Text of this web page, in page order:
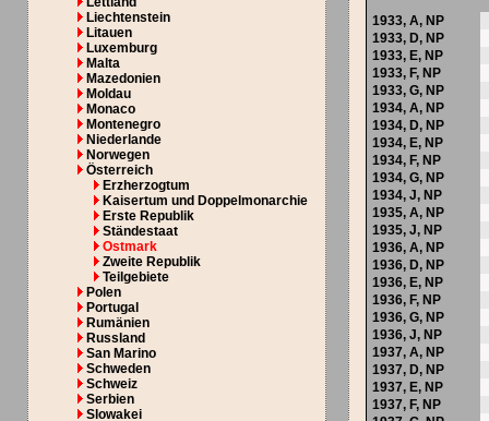
Liechtenstein
Litauen
Luxemburg
Malta
Mazedonien
Moldau
Monaco
Montenegro
Niederlande
Norwegen
Österreich
Erzherzogtum
Kaisertum und Doppelmonarchie
Erste Republik
Ständestaat
Ostmark
Zweite Republik
Teilgebiete
Polen
Portugal
Rumänien
Russland
San Marino
Schweden
Schweiz
Serbien
Slowakei
1933,A, NP
1933, D, NP
1933, E, NP
1933, F, NP
1933,G, NP
1934,A, NP
1934, D, NP
1934, E, NP
1934, F, NP
1934,G, NP
1934,J, NP
1935,A, NP
1935,J, NP
1936,A, NP
1936, D, NP
1936, E, NP
1936, F, NP
1936,G, NP
1936,J, NP
1937,A, NP
1937, D, NP
1937, E, NP
1937, F, NP